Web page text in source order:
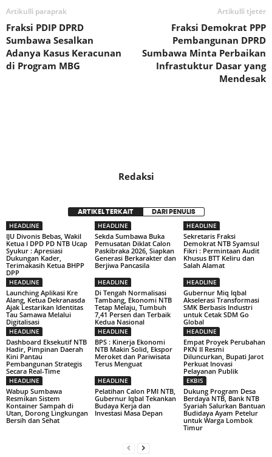
Artikulli paraprak
Fraksi PDIP DPRD
Sumbawa Sesalkan
Adanya Kasus Keracunan
di Program MBG
Artikulli tjetër
Fraksi Demokrat PPP
Pembangunan DPRD
Sumbawa Minta Perbaikan
Infrastuktur Dasar yang
Mendesak
Redaksi
ARTIKEL TERKAIT DARI PENULIS
HEADLINE
IJU Divonis Bebas, Wakil
Ketua I DPD PD NTB Ucap
Syukur : Apresiasi
Dukungan Kader,
Terimakasih Ketua BHPP
DPP
HEADLINE
Sekda Sumbawa Buka
Pemusatan Diklat Calon
Paskibraka 2026, Siapkan
Generasi Berkarakter dan
Berjiwa Pancasila
HEADLINE
Sekretaris Fraksi
Demokrat NTB Syamsul
Fikri : Permintaan Audit
Khusus BTT Keliru dan
Salah Alamat
HEADLINE
Launching Aplikasi Kre
Alang, Ketua Dekranasda
Ajak Lestarikan Identitas
Tau Samawa Melalui
Digitalisasi
HEADLINE
Di Tengah Normalisasi
Tambang, Ekonomi NTB
Tetap Melaju, Tumbuh
7,41 Persen dan Terbaik
Kedua Nasional
HEADLINE
Gubernur Miq Iqbal
Akselerasi Transformasi
SMK Berbasis Industri
untuk Cetak SDM Go
Global
HEADLINE
Dashboard Eksekutif NTB
Hadir, Pimpinan Daerah
Kini Pantau
Pembangunan Strategis
Secara Real-Time
HEADLINE
BPS : Kinerja Ekonomi
NTB Makin Solid, Ekspor
Meroket dan Pariwisata
Terus Menguat
HEADLINE
Empat Proyek Perubahan
PKN II Resmi
Diluncurkan, Bupati Jarot
Perkuat Inovasi
Pelayanan Publik
HEADLINE
Wabup Sumbawa
Resmikan Sistem
Kontainer Sampah di
Utan, Dorong Lingkungan
Bersih dan Sehat
HEADLINE
Pelatihan Calon PMI NTB,
Gubernur Iqbal Tekankan
Budaya Kerja dan
Investasi Masa Depan
EKBIS
Dukung Program Desa
Berdaya NTB, Bank NTB
Syariah Salurkan Bantuan
Budidaya Ayam Petelur
untuk Warga Lombok
Timur